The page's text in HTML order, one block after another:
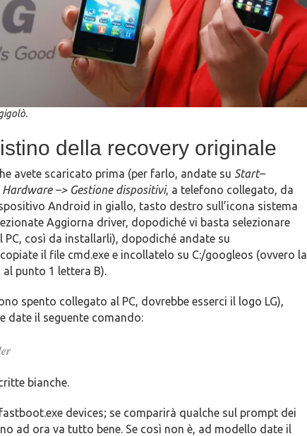
della recovery originale
avete scaricato prima (per farlo, andate su Start–
–> Gestione dispositivi, a telefono collegato, da
Android in giallo, tasto destro sull’icona sistema
Aggiorna driver, dopodiché vi basta selezionare
PC, così da installarli), dopodiché andate su
il file cmd.exe e incollatelo su C:/googleos (ovvero la
punto 1 lettera B).
spento collegato al PC, dovrebbe esserci il logo LG),
date il seguente comando:
bianche.
devices; se comparirà qualche sul prompt dei
ad ora va tutto bene. Se così non è, ad modello date il